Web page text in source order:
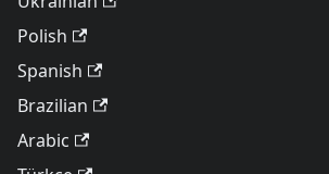
Polish
Spanish
Brazilian
Arabic